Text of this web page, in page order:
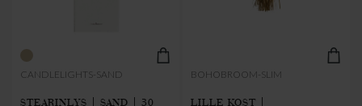
CANDLELIGHTS-SAND
STEARINLYS | SAND | 30
BOHOBROOM-SLIM
LILLE KOST |